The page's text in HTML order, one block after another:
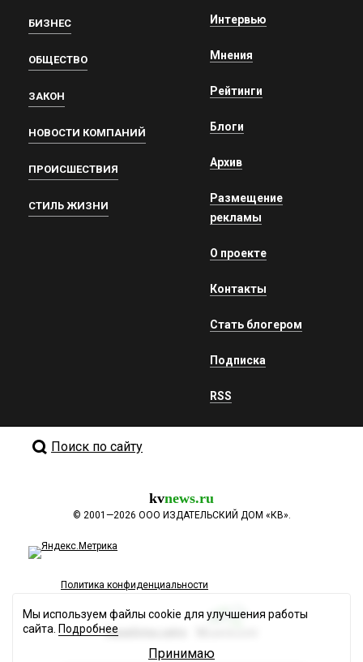
БИЗНЕС
ОБЩЕСТВО
ЗАКОН
НОВОСТИ КОМПАНИЙ
ПРОИСШЕСТВИЯ
СТИЛЬ ЖИЗНИ
Интервью
Мнения
Рейтинги
Блоги
Архив
Размещение
рекламы
О проекте
Контакты
Стать блогером
Подписка
RSS
Поиск по сайту
kvnews.ru
© 2001—2026 ООО ИЗДАТЕЛЬСКИЙ ДОМ «КВ».
Политика конфиденциальности
Разработка сайта
Мы используем файлы cookie для улучшения работы
сайта. Подробнее
Принимаю